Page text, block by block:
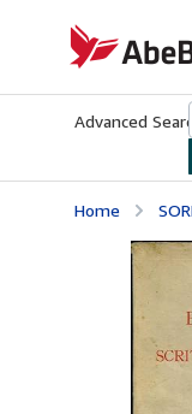
AbeBooks.com
Advanced Search
Home